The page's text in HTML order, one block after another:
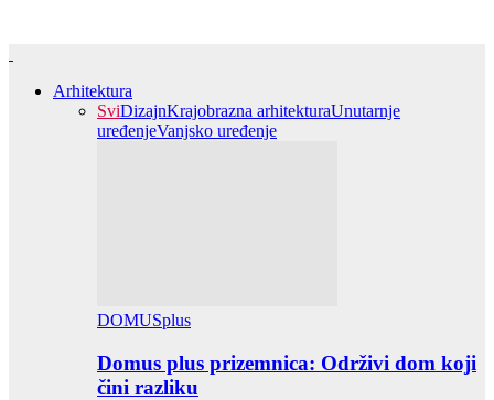
Arhitektura
SviDizajnKrajobrazna arhitekturaUnutarnje
uređenjeVanjsko uređenje
DOMUSplus
Domus plus prizemnica: Održivi dom koji
čini razliku